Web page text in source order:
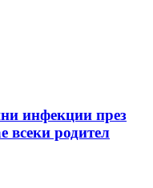
инфекции през
всеки родител